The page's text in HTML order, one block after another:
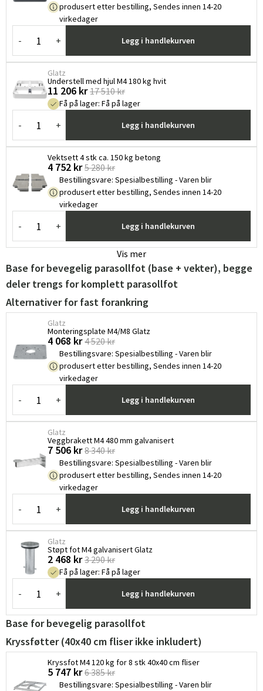
produsert etter bestilling, Sendes innen 14-20
virkedager
- + Legg i handlekurven
Glatz
Understell med hjul M4 180 kg hvit
11 206 kr 17 510 kr
Få på lager: Få på lager
- + Legg i handlekurven
Vektsett 4 stk ca. 150 kg betong
4 752 kr 5 280 kr
Bestillingsvare: Spesialbestilling - Varen blir
produsert etter bestilling, Sendes innen 14-20
virkedager
- + Legg i handlekurven
Vis mer
Base for bevegelig parasollfot (base + vekter), begge
deler trengs for komplett parasollfot
Alternativer for fast forankring
Glatz
Monteringsplate M4/M8 Glatz ​
4 068 kr 4 520 kr
Bestillingsvare: Spesialbestilling - Varen blir
produsert etter bestilling, Sendes innen 14-20
virkedager
- + Legg i handlekurven
Glatz
Veggbrakett M4 480 mm galvanisert
7 506 kr 8 340 kr
Bestillingsvare: Spesialbestilling - Varen blir
produsert etter bestilling, Sendes innen 14-20
virkedager
- + Legg i handlekurven
Glatz
Støpt fot M4 galvanisert Glatz
2 468 kr 3 290 kr
Få på lager: Få på lager
- + Legg i handlekurven
Base for bevegelig parasollfot
Kryssføtter (40x40 cm fliser ikke inkludert)
Kryssfot M4 120 kg for 8 stk 40x40 cm fliser
5 747 kr 6 385 kr
Bestillingsvare: Spesialbestilling - Varen blir